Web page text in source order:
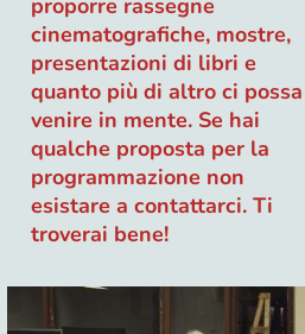
proporre rassegne
cinematografiche, mostre,
presentazioni di libri e
quanto più di altro ci possa
venire in mente. Se hai
qualche proposta per la
programmazione non
esistare a contattarci. Ti
troverai bene!